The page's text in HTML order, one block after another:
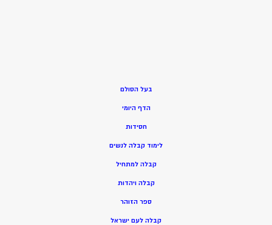
בעל הסולם
הדף היומי
חסידות
לימוד קבלה לנשים
קבלה למתחיל
קבלה ויהדות
ספר הזוהר
קבלה לעם ישראל